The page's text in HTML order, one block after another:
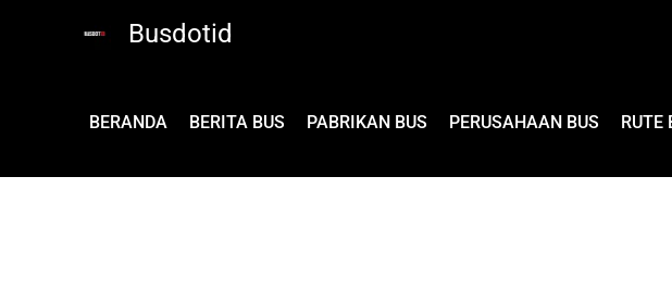
Busdotid
BERANDA BERITA BUS PABRIKAN BUS PERUSAHAAN BUS RUTE